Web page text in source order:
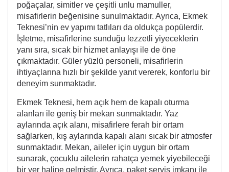
poğaçalar, simitler ve çeşitli unlu mamuller,
misafirlerin beğenisine sunulmaktadır. Ayrıca, Ekmek
Teknesi’nin ev yapımı tatlıları da oldukça popülerdir.
İşletme, misafirlerine sunduğu lezzetli yiyeceklerin
yanı sıra, sıcak bir hizmet anlayışı ile de öne
çıkmaktadır. Güler yüzlü personeli, misafirlerin
ihtiyaçlarına hızlı bir şekilde yanıt vererek, konforlu bir
deneyim sunmaktadır.
Ekmek Teknesi, hem açık hem de kapalı oturma
alanları ile geniş bir mekan sunmaktadır. Yaz
aylarında açık alanı, misafirlere ferah bir ortam
sağlarken, kış aylarında kapalı alanı sıcak bir atmosfer
sunmaktadır. Mekan, aileler için uygun bir ortam
sunarak, çocuklu ailelerin rahatça yemek yiyebileceği
bir yer haline gelmiştir. Ayrıca, paket servis imkanı ile